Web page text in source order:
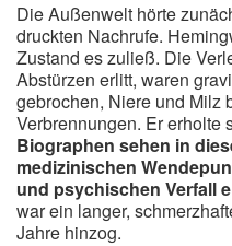
Die Außenwelt hörte
druckten Nachrufe.
Zustand es zuließ. Die
Abstürzen erlitt, waren
gebrochen, Niere und Milz
Verbrennungen. Er erholte
Biographen sehen in
medizinischen
und psychischen Verfall
war ein langer,
Jahre hinzog.